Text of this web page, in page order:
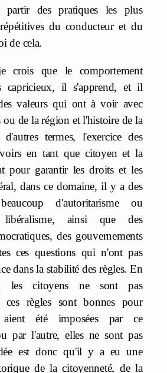
des pratiques les plus
du conducteur et du
de cela.
crois que le comportement
capricieux, il s'apprend, et il
valeurs qui ont à voir avec
de la région et l'histoire de la
termes, l'exercice des
en tant que citoyen et la
pour garantir les droits et les
dans ce domaine, il y a des
d'autoritarisme ou
ainsi que des
des gouvernements
ces questions qui n'ont pas
dans la stabilité des règles. En
les citoyens ne sont pas
ces règles sont bonnes pour
aient été imposées par ce
par l'autre, elles ne sont pas
est donc qu'il y a eu une
de la citoyenneté, de la